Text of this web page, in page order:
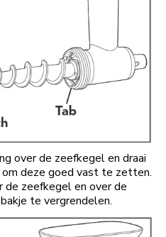
over de zeefkegel en draai
deze goed vast te zetten.
de zeefkegel en over de
te vergrendelen.